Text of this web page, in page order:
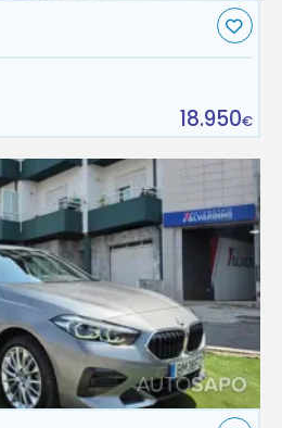
18.950€